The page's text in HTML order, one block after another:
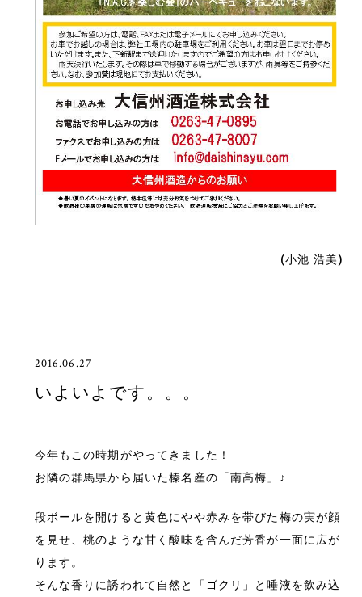
(小池 浩美)
2016.06.27
いよいよです。。。
今年もこの時期がやってきました！
お隣の群馬県から届いた榛名産の「南高梅」♪
段ボールを開けると黄色にやや赤みを帯びた梅の実が顔
を見せ、桃のような甘く酸味を含んだ芳香が一面に広が
ります。
そんな香りに誘われて自然と「ゴクリ」と唾液を飲み込